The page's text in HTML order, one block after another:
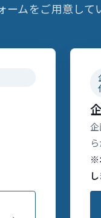
ムをご用意して
※